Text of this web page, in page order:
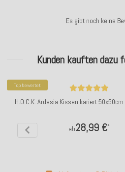
Es gibt noch keine
Kunden kauften dazu
Top bewertet
H.O.C.K. Ardesia Kissen kariert
ab28,99 €*